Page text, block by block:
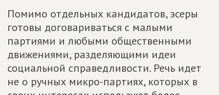
Помимо отдельных кандидатов, эсеры
готовы договариваться с малыми
партиями и любыми общественными
движениями, разделяющими идеи
социальной справедливости. Речь идет
не о ручных микро-партиях, которых в